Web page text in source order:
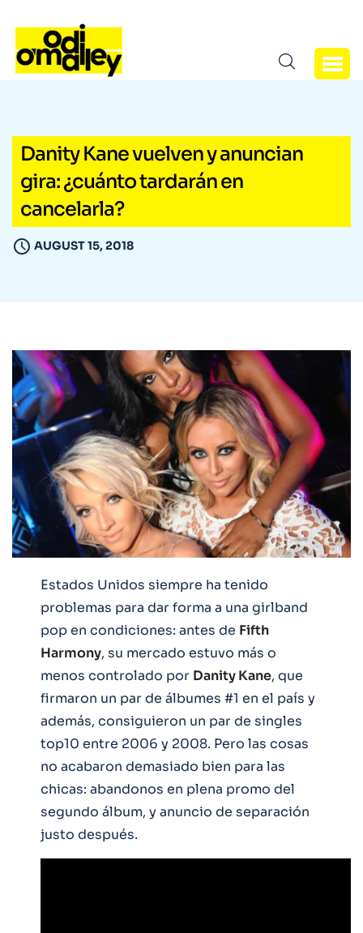
Danity Kane vuelven y anuncian
gira: ¿cuánto tardarán en
cancelarla?
AUGUST 15, 2018
Estados Unidos siempre ha tenido
problemas para dar forma a una girlband
pop en condiciones: antes de Fifth
Harmony, su mercado estuvo más o
menos controlado por Danity Kane, que
firmaron un par de álbumes #1 en el país y
además, consiguieron un par de singles
top10 entre 2006 y 2008. Pero las cosas
no acabaron demasiado bien para las
chicas: abandonos en plena promo del
segundo álbum, y anuncio de separación
justo después.